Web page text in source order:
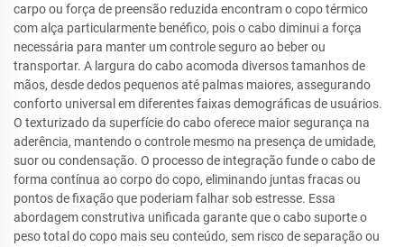
carpo ou força de preensão reduzida encontram o copo térmico
com alça particularmente benéfico, pois o cabo diminui a força
necessária para manter um controle seguro ao beber ou
transportar. A largura do cabo acomoda diversos tamanhos de
mãos, desde dedos pequenos até palmas maiores, assegurando
conforto universal em diferentes faixas demográficas de usuários.
O texturizado da superfície do cabo oferece maior segurança na
aderência, mantendo o controle mesmo na presença de umidade,
suor ou condensação. O processo de integração funde o cabo de
forma contínua ao corpo do copo, eliminando juntas fracas ou
pontos de fixação que poderiam falhar sob estresse. Essa
abordagem construtiva unificada garante que o cabo suporte o
peso total do copo mais seu conteúdo, sem risco de separação ou